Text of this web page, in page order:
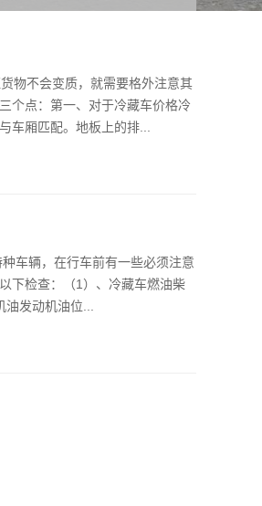
物不会变质，就需要格外注意其
个点：第一、对于冷藏车价格冷
车厢匹配。地板上的排...
车辆，在行车前有一些必须注意
下检查：（1）、冷藏车燃油柴
发动机油位...